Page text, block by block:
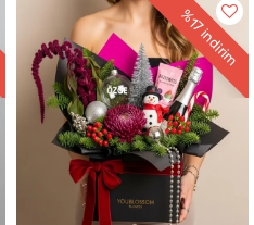
%17
indirim